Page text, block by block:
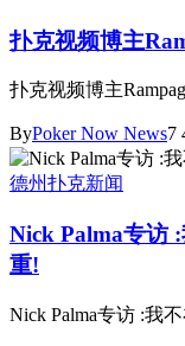
扑克视频博主
扑克视频博主
ByPoker Now News7
德州扑克新闻
Nick Palma专访
重!
Nick Palma专访 :我